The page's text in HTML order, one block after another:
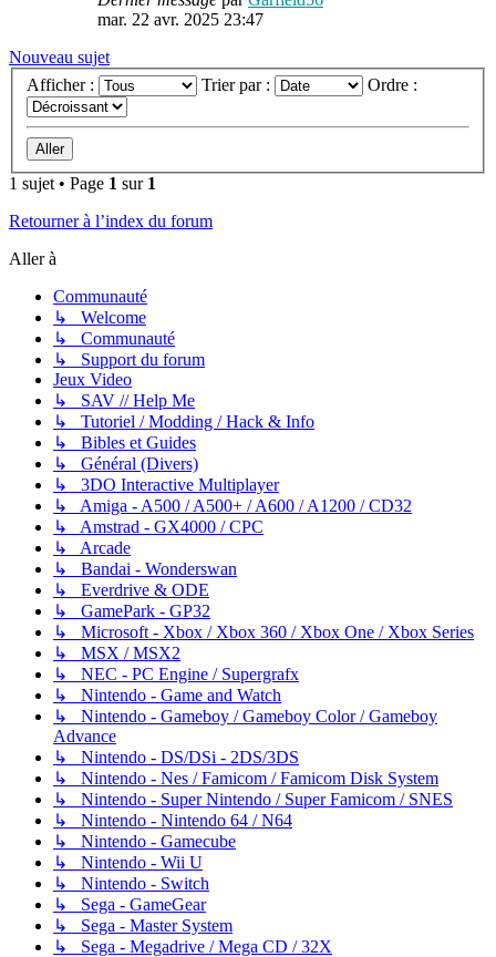
mar. 22 avr. 2025 23:47
Nouveau sujet
Afficher :
Trier par : Ordre :
1 sujet • Page 1 sur 1
Retourner à l’index du forum
Aller à
Communauté
↳ Welcome
↳ Communauté
↳ Support du forum
Jeux Video
↳ SAV // Help Me
↳ Tutoriel / Modding / Hack & Info
↳ Bibles et Guides
↳ Général (Divers)
↳ 3DO Interactive Multiplayer
↳ Amiga - A500 / A500+ / A600 / A1200 / CD32
↳ Amstrad - GX4000 / CPC
↳ Arcade
↳ Bandai - Wonderswan
↳ Everdrive & ODE
↳ GamePark - GP32
↳ Microsoft - Xbox / Xbox 360 / Xbox One / Xbox Series
↳ MSX / MSX2
↳ NEC - PC Engine / Supergrafx
↳ Nintendo - Game and Watch
↳ Nintendo - Gameboy / Gameboy Color / Gameboy
Advance
↳ Nintendo - DS/DSi - 2DS/3DS
↳ Nintendo - Nes / Famicom / Famicom Disk System
↳ Nintendo - Super Nintendo / Super Famicom / SNES
↳ Nintendo - Nintendo 64 / N64
↳ Nintendo - Gamecube
↳ Nintendo - Wii U
↳ Nintendo - Switch
↳ Sega - GameGear
↳ Sega - Master System
↳ Sega - Megadrive / Mega CD / 32X